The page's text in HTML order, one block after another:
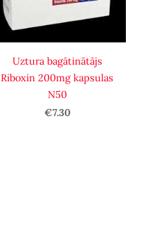
Uztura bagātinātājs
Riboxin 200mg kapsulas
N50
€7.30